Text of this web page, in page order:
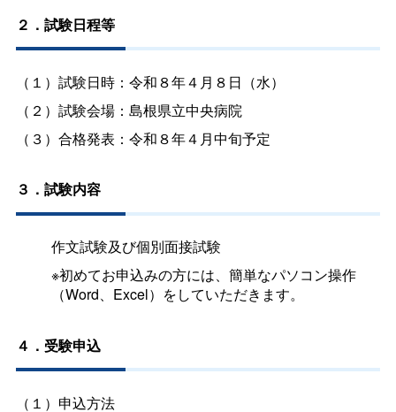
２．試験日程等
（１）試験日時：令和８年４月８日（水）
（２）試験会場：島根県立中央病院
（３）合格発表：令和８年４月中旬予定
３．試験内容
作文試験及び個別面接試験
※初めてお申込みの方には、簡単なパソコン操作
（Word、Excel）をしていただきます。
４．受験申込
（１）申込方法